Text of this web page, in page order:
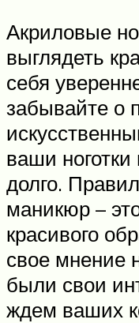
Акриловые
выглядеть
себя
забывайте о
ваши
долго.
маникюр –
красивого
свое мнение
были свои
ждем ваших